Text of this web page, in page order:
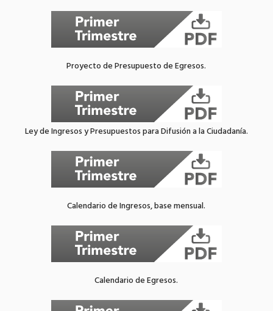
Proyecto de Presupuesto de Egresos.
Ley de Ingresos y Presupuestos para Difusión a la Ciudadanía.
Calendario de Ingresos, base mensual.
Calendario de Egresos.